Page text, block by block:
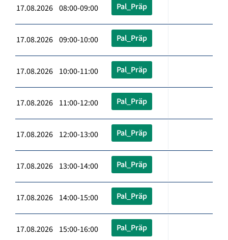
17.08.2026 08:00-09:00 Pal_Präp
17.08.2026 09:00-10:00 Pal_Präp
17.08.2026 10:00-11:00 Pal_Präp
17.08.2026 11:00-12:00 Pal_Präp
17.08.2026 12:00-13:00 Pal_Präp
17.08.2026 13:00-14:00 Pal_Präp
17.08.2026 14:00-15:00 Pal_Präp
17.08.2026 15:00-16:00 Pal_Präp